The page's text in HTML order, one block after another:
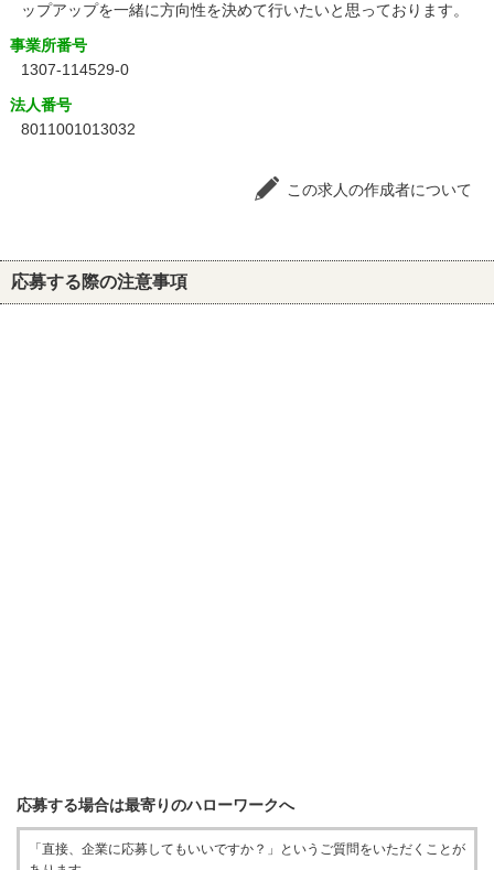
ップアップを一緒に方向性を決めて行いたいと思っております。
事業所番号
1307-114529-0
法人番号
8011001013032
この求人の作成者について
応募する際の注意事項
応募する場合は最寄りのハローワークへ
「直接、企業に応募してもいいですか？」というご質問をいただくことが